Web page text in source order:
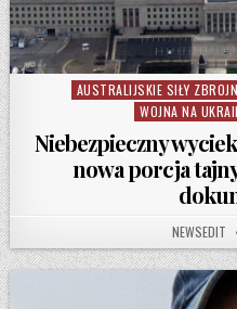
Posted in
AUSTRALIJSKIE SIŁY
WOJNA NA
Niebezpieczny
nowa porcja
AUTHOR:
NEWSEDIT